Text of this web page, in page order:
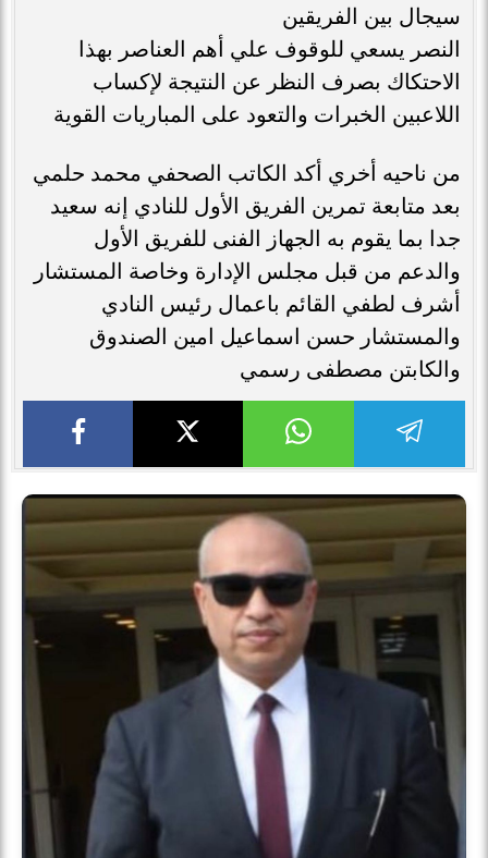
سيجال بين الفريقين
النصر يسعي للوقوف علي أهم العناصر بهذا
الاحتكاك بصرف النظر عن النتيجة لإكساب
اللاعبين الخبرات والتعود على المباريات القوية
من ناحيه أخري أكد الكاتب الصحفي محمد حلمي
بعد متابعة تمرين الفريق الأول للنادي إنه سعيد
جدا بما يقوم به الجهاز الفنى للفريق الأول
والدعم من قبل مجلس الإدارة وخاصة المستشار
أشرف لطفي القائم باعمال رئيس النادي
والمستشار حسن اسماعيل امين الصندوق
والكابتن مصطفى رسمي